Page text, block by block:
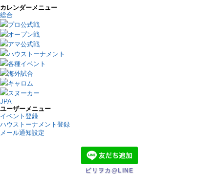
カレンダーメニュー
総合
プロ公式戦
オープン戦
アマ公式戦
ハウストーナメント
各種イベント
海外試合
キャロム
スヌーカー
JPA
ユーザーメニュー
イベント登録
ハウストーナメント登録
メール通知設定
ビリヲカ@LINE